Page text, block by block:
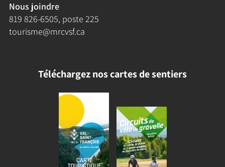
Nous joindre
819 826-6505, poste 225
tourisme@mrcvsf.ca
Téléchargez nos cartes de sentiers